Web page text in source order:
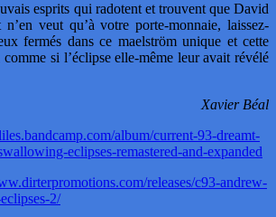
esprits qui radotent et trouvent que David
veut qu’à votre porte-monnaie, laissez-
fermés dans ce maelström unique et cette
comme si l’éclipse elle-même leur avait révélé
Xavier Béal
album/current-93-dreamt-
eclipses-remastered-and-expanded
releases/c93-andrew-
2/